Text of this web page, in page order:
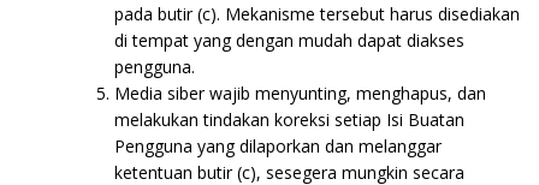
pada butir (c). Mekanisme tersebut harus disediakan
di tempat yang dengan mudah dapat diakses
pengguna.
Media siber wajib menyunting, menghapus, dan
melakukan tindakan koreksi setiap Isi Buatan
Pengguna yang dilaporkan dan melanggar
ketentuan butir (c), sesegera mungkin secara